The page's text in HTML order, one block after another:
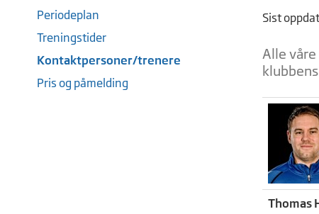
Periodeplan
Treningstider
Kontaktpersoner/trenere
Pris og påmelding
Sist
Alle
Thomas